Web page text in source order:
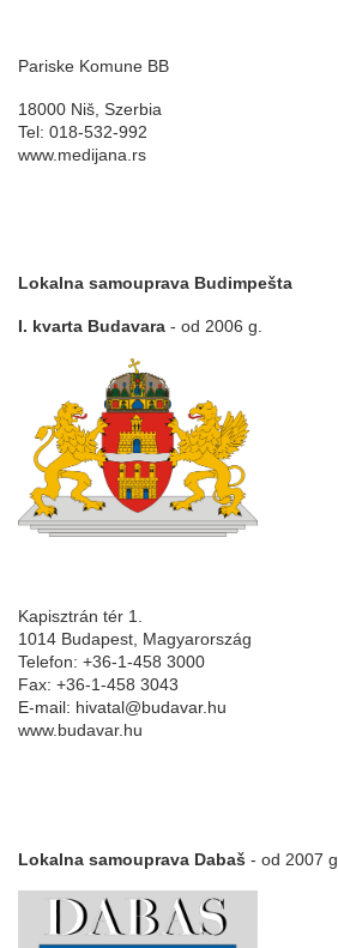
Pariske Komune BB
18000 Niš, Szerbia
Tel: 018-532-992
www.medijana.rs
Lokalna samouprava Budimpešta
I. kvarta Budavara - od 2006 g.
Kapisztrán tér 1.
1014 Budapest, Magyarország
Telefon: +36-1-458 3000
Fax: +36-1-458 3043
E-mail: hivatal@budavar.hu
www.budavar.hu
Lokalna samouprava Dabaš - od 2007 g.